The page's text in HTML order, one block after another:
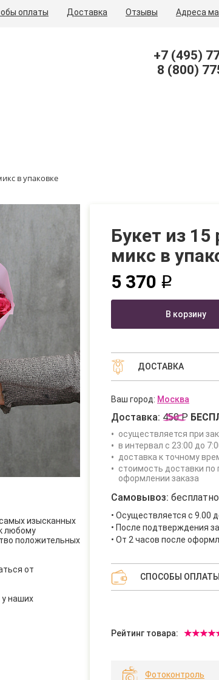
оплаты Доставка Отзывы Адреса
+7 (495)
8 (800)
в упаковке
изысканных
любому
положительных
от
у наших
Букет из
микс в
5 370 q
В корзину
ДОСТАВКА
Ваш город: Москва
Доставка: 450 Р
осуществляется при
в интервал с 23:00 до
доставка к точному
стоимость доставки по
оформлении заказа
Самовывоз:
• Осуществляется с 9.00
• После подтверждения
• От 2 часов после
СПОСОБЫ ОПЛАТЫ
Рейтинг товара:
Фотоконтроль